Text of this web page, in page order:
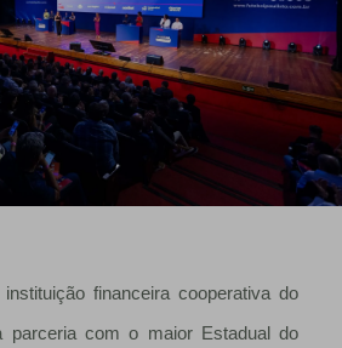
financeira cooperativa do
parceria com o maior Estadual do